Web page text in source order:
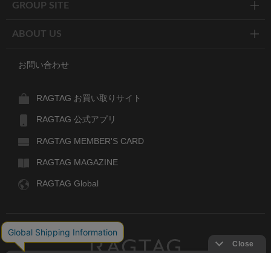
GROUP SITE
ABOUT US
お問い合わせ
RAGTAG お買い取りサイト
RAGTAG 公式アプリ
RAGTAG MEMBER'S CARD
RAGTAG MAGAZINE
RAGTAG Global